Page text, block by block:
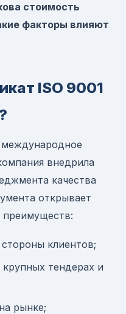
стоимость
факторы влияют
ISO 9001
международное
внедрила
качества
открывает
преимуществ:
клиентов;
тендерах и
рынке;